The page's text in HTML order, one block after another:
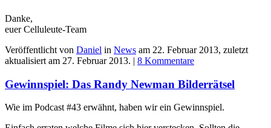
Danke,
euer Celluleute-Team
Veröffentlicht von Daniel in News am 22. Februar 2013, zuletzt
aktualisiert am 27. Februar 2013. | 8 Kommentare
Gewinnspiel: Das Randy Newman Bilderrätsel
Wie im Podcast #43 erwähnt, haben wir ein Gewinnspiel.